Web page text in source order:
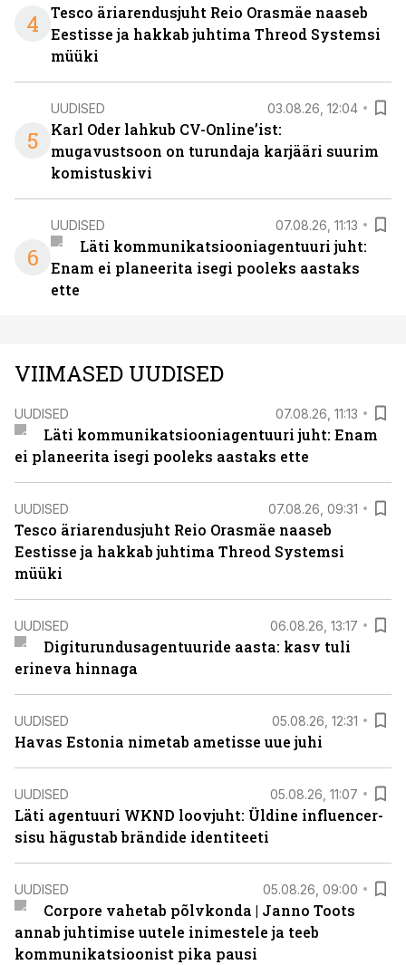
4
Tesco äriarendusjuht Reio Orasmäe naaseb
Eestisse ja hakkab juhtima Threod Systemsi
müüki
5
UUDISED 03.08.26, 12:04
Karl Oder lahkub CV-Online’ist:
mugavustsoon on turundaja karjääri suurim
komistuskivi
6
UUDISED 07.08.26, 11:13
Läti kommunikatsiooniagentuuri juht:
Enam ei planeerita isegi pooleks aastaks
ette
VIIMASED UUDISED
UUDISED 07.08.26, 11:13
Läti kommunikatsiooniagentuuri juht: Enam
ei planeerita isegi pooleks aastaks ette
UUDISED 07.08.26, 09:31
Tesco äriarendusjuht Reio Orasmäe naaseb
Eestisse ja hakkab juhtima Threod Systemsi
müüki
UUDISED 06.08.26, 13:17
Digiturundusagentuuride aasta: kasv tuli
erineva hinnaga
UUDISED 05.08.26, 12:31
Havas Estonia nimetab ametisse uue juhi
UUDISED 05.08.26, 11:07
Läti agentuuri WKND loovjuht: Üldine influencer-
sisu hägustab brändide identiteeti
UUDISED 05.08.26, 09:00
Corpore vahetab põlvkonda | Janno Toots
annab juhtimise uutele inimestele ja teeb
kommunikatsioonist pika pausi